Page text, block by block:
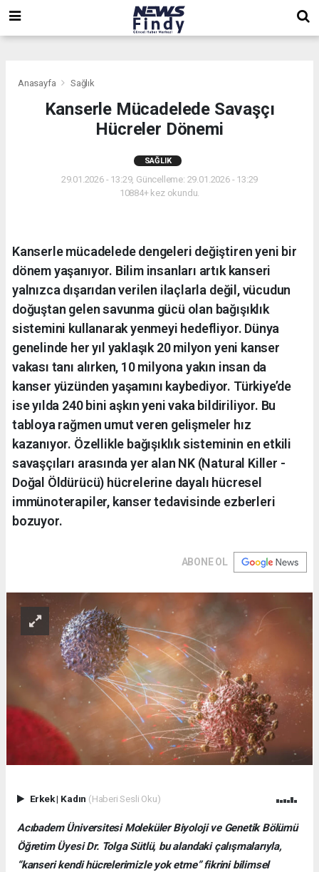
Anasayfa Sağlık
Kanserle Mücadelede Savaşçı
Hücreler Dönemi
SAĞLIK
29.01.2026 - 13:29, Güncelleme: 29.01.2026 - 13:29
10884+ kez okundu.
Kanserle mücadelede dengeleri değiştiren yeni bir
dönem yaşanıyor. Bilim insanları artık kanseri
yalnızca dışarıdan verilen ilaçlarla değil, vücudun
doğuştan gelen savunma gücü olan bağışıklık
sistemini kullanarak yenmeyi hedefliyor. Dünya
genelinde her yıl yaklaşık 20 milyon yeni kanser
vakası tanı alırken, 10 milyona yakın insan da
kanser yüzünden yaşamını kaybediyor. Türkiye’de
ise yılda 240 bini aşkın yeni vaka bildiriliyor. Bu
tabloya rağmen umut veren gelişmeler hız
kazanıyor. Özellikle bağışıklık sisteminin en etkili
savaşçıları arasında yer alan NK (Natural Killer -
Doğal Öldürücü) hücrelerine dayalı hücresel
immünoterapiler, kanser tedavisinde ezberleri
bozuyor.
ABONE OL
Erkek| Kadın (Haberi Sesli Oku)
Acıbadem Üniversitesi Moleküler Biyoloji ve Genetik Bölümü
Öğretim Üyesi Dr. Tolga Sütlü, bu alandaki çalışmalarıyla,
“kanseri kendi hücrelerimizle yok etme” fikrini bilimsel